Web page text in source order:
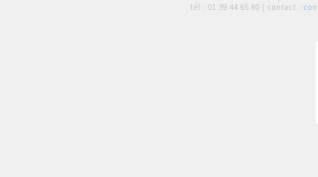
tél : 01 39 44 65 80 | contact :